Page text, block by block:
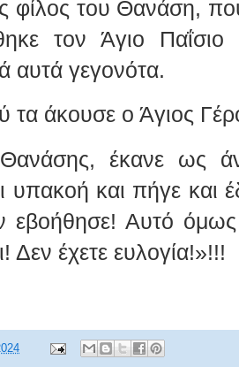
φίλος του Θανάση,
τον Άγιο
αυτά γεγονότα.
τα άκουσε ο Άγιος
έκανε ως
υπακοή και πήγε
εβοήθησε! Αυτό
Δεν έχετε ευλογία!»!!!